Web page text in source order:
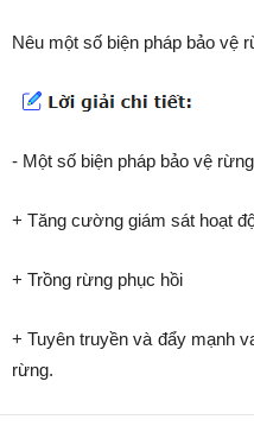
Nêu một số biện pháp bảo vệ
- Một số biện pháp bảo vệ
+ Tăng cường giám sát hoạt
+ Trồng rừng phục hồi
+ Tuyên truyền và đẩy mạnh
rừng.